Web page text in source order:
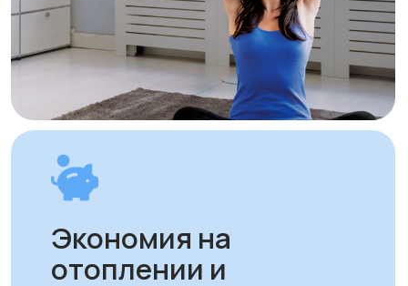
Оплата и доставка
Мы предлагаем удобные способы оплаты
в Алматы и по всему Казахстану